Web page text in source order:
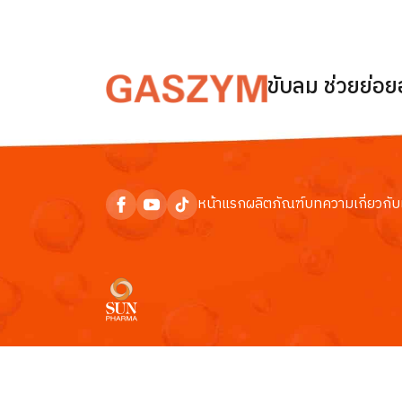
ขับลม ช่วยย่อ
หน้าแรกผลิตภัณฑ์บทความเกี่ยวกับ